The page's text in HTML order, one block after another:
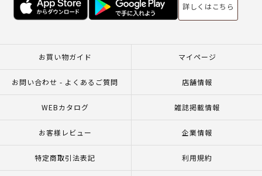
詳しくはこちら
お買い物ガイド マイページ
お問い合わせ - よくあるご質問 店舗情報
WEBカタログ 雑誌掲載情報
お客様レビュー 企業情報
特定商取引法表記 利用規約